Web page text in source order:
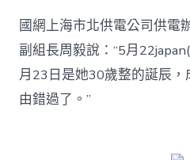
國網上海市北供電公司供電
副組長周毅說：“5月
月23日是她30歲整的誕辰
由錯過了。”